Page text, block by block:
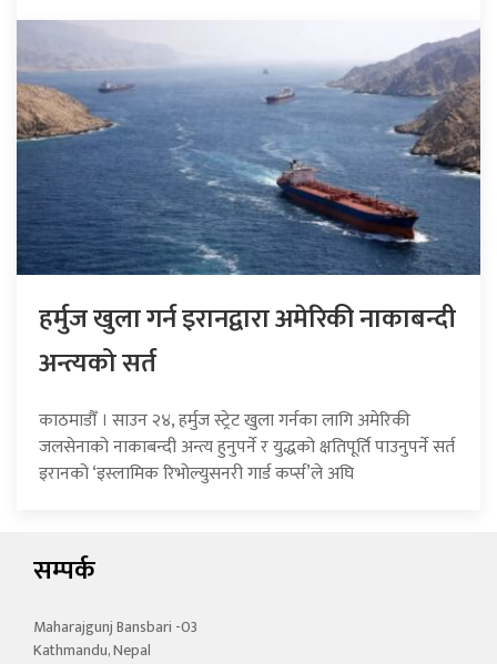
हर्मुज खुला गर्न इरानद्वारा अमेरिकी नाकाबन्दी
अन्त्यको सर्त
काठमाडौँ । साउन २४, हर्मुज स्ट्रेट खुला गर्नका लागि अमेरिकी
जलसेनाको नाकाबन्दी अन्त्य हुनुपर्ने र युद्धको क्षतिपूर्ति पाउनुपर्ने सर्त
इरानको ‘इस्लामिक रिभोल्युसनरी गार्ड कर्प्स’ले अघि
सम्पर्क
Maharajgunj Bansbari -03
Kathmandu, Nepal